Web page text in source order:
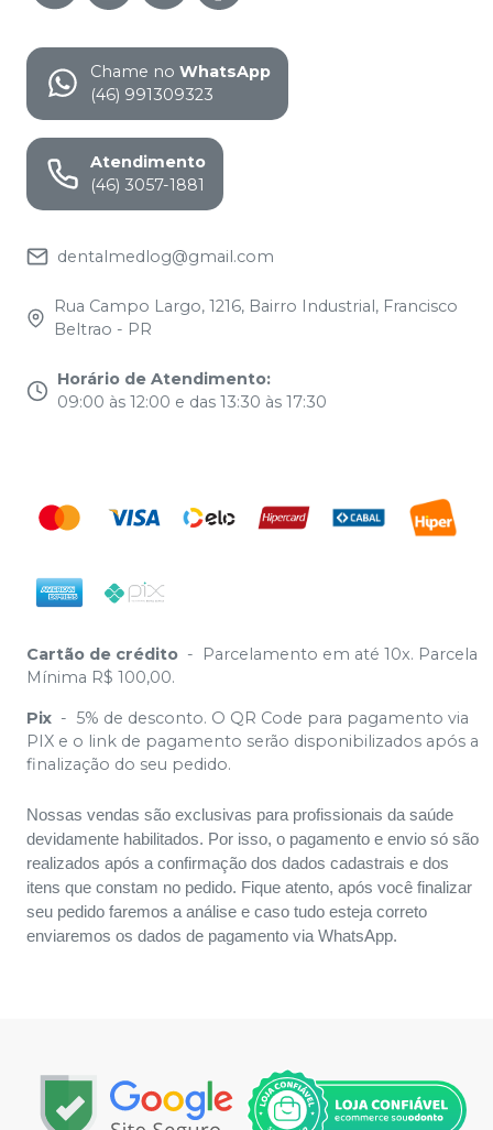
Chame no WhatsApp
(46) 991309323
Atendimento
(46) 3057-1881
dentalmedlog@gmail.com
Rua Campo Largo, 1216, Bairro Industrial, Francisco
Beltrao - PR
Horário de Atendimento:
09:00 às 12:00 e das 13:30 às 17:30
Cartão de crédito -
Parcelamento em até 10x. Parcela
Mínima R$ 100,00.
Pix - 5% de desconto. O QR Code para pagamento via
PIX e o link de pagamento serão disponibilizados após a
finalização do seu pedido.
Nossas vendas são exclusivas para profissionais da saúde
devidamente habilitados. Por isso, o pagamento e envio só são
realizados após a confirmação dos dados cadastrais e dos
itens que constam no pedido. Fique atento, após você finalizar
seu pedido faremos a análise e caso tudo esteja correto
enviaremos os dados de pagamento via WhatsApp.